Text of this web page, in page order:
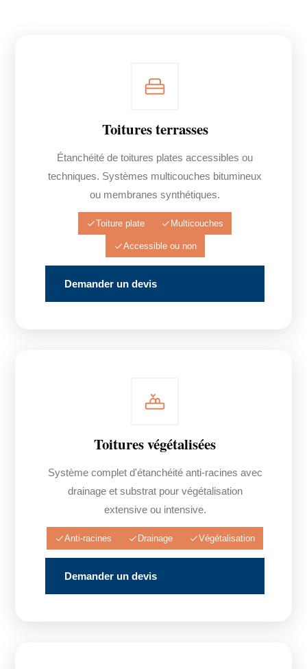
Toitures terrasses
Étanchéité de toitures plates accessibles ou
techniques. Systèmes multicouches bitumineux
ou membranes synthétiques.
Toiture plate Multicouches
Accessible ou non
Demander un devis
Toitures végétalisées
Système complet d'étanchéité anti-racines avec
drainage et substrat pour végétalisation
extensive ou intensive.
Anti-racines Drainage Végétalisation
Demander un devis